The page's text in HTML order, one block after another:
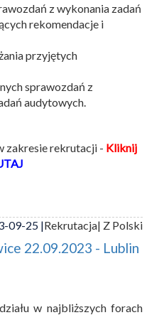
z wykonania zadań
rekomendacje i
przyjętych
sprawozdań z
audytowych.
zakresie rekrutacji - Kliknij
09-25 |Rekrutacja| Z Polski
22.09.2023 - Lublin
w najbliższych forach